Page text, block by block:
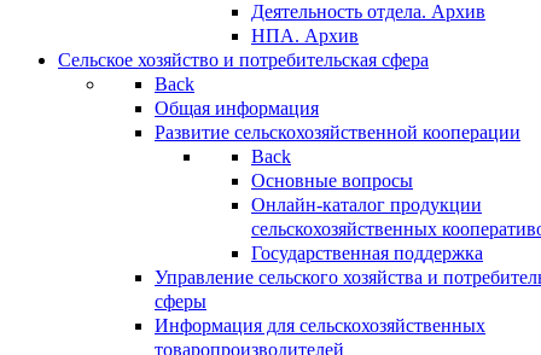
Деятельность отдела. Архив
НПА. Архив
Сельское хозяйство и потребительская сфера
Back
Общая информация
Развитие сельскохозяйственной кооперации
Back
Основные вопросы
Онлайн-каталог продукции
сельскохозяйственных
Государственная поддержка
Управление сельского хозяйства и
сферы
Информация для сельскохозяйственных
товаропроизводителей